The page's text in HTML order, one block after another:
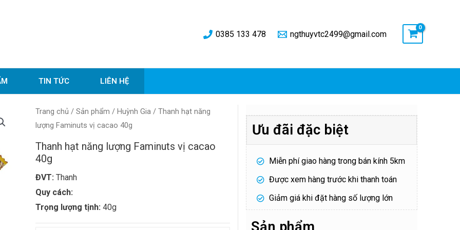
0385 133 478 ngthuyvtc2499@gmail.com
TIN TỨC LIÊN HỆ
Trang chủ / Sản phẩm / Huỳnh Gia/ Thanh hạt năng
lượng Faminuts vị cacao 40g
Thanh hạt năng lượng Faminuts vị cacao
40g
ĐVT: Thanh
Quy cách:
Trọng lượng tịnh: 40g
Ưu đãi đặc biệt
Miễn phí giao hàng trong bán kính 5km
Được xem hàng trước khi thanh toán
Giảm giá khi đặt hàng số lượng lớn